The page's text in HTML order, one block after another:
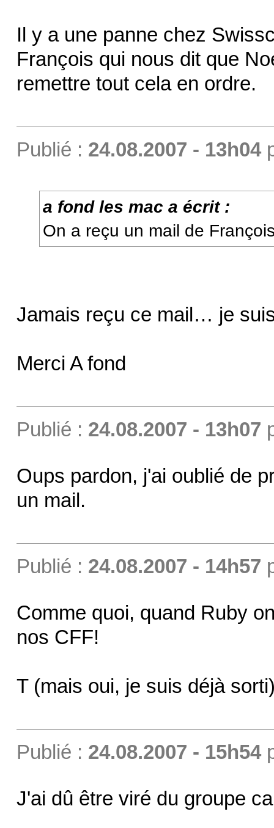
Il y a une panne chez
François qui nous dit que
remettre tout cela en ordre.
Publié : 24.08.2007 - 13h04
a fond les mac a écrit :
On a reçu un mail de
Jamais reçu ce mail… je
Merci A fond
Publié : 24.08.2007 - 13h07
Oups pardon, j'ai oublié de
un mail.
Publié : 24.08.2007 - 14h57
Comme quoi, quand Ruby
nos CFF!
T (mais oui, je suis déjà
Publié : 24.08.2007 - 15h54
J'ai dû être viré du groupe